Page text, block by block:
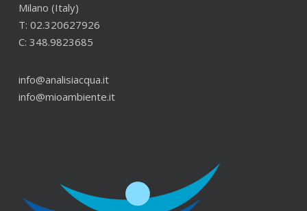
Milano (Italy)
T: 02.320627926
C: 348.9823685
info@analisiacqua.it
info@mioambiente.it